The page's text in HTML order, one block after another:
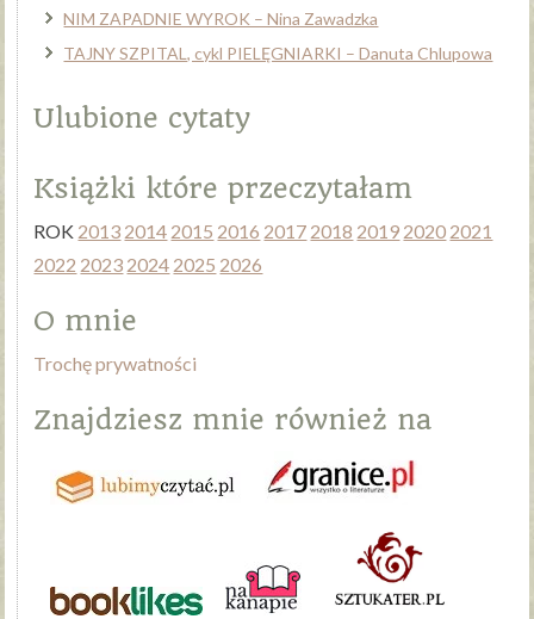
NIM ZAPADNIE WYROK – Nina Zawadzka
TAJNY SZPITAL, cykl PIELĘGNIARKI – Danuta Chlupowa
Ulubione cytaty
Książki które przeczytałam
ROK 2013 2014 2015 2016 2017 2018 2019 2020 2021
2022 2023 2024 2025 2026
O mnie
Trochę prywatności
Znajdziesz mnie również na